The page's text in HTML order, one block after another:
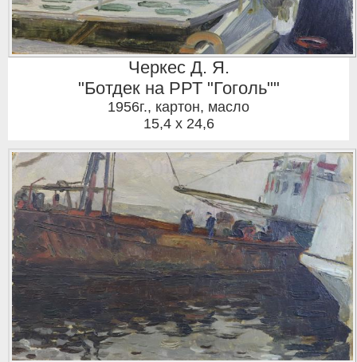
Черкес Д. Я.
"Ботдек на РРТ "Гоголь""
1956г., картон, масло
15,4 x 24,6